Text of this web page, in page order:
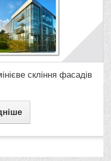
скління фасадів